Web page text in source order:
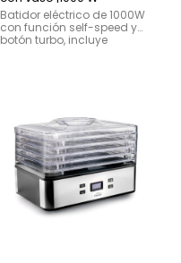
Batidor eléctrico de 1000W
con función self-speed y
botón turbo, incluye